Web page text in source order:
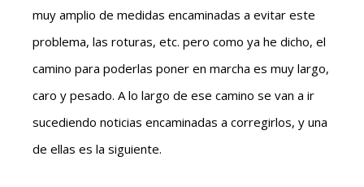
muy amplio de medidas encaminadas a evitar este
problema, las roturas, etc. pero como ya he dicho, el
camino para poderlas poner en marcha es muy largo,
caro y pesado. A lo largo de ese camino se van a ir
sucediendo noticias encaminadas a corregirlos, y una
de ellas es la siguiente.